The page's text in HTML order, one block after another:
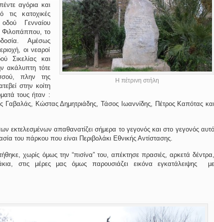
Η πέτρινη στήλη
αγόρια και
κατοχικές
Γενναίου
Φιλοπάππου, το
Αμέσως
οι νεαροί
Σικελίας και
ακάλυπτη τότε
πλην της
στην κοίτη
τους ήταν :
Κώστας Δημητριάδης, Τάσος Ιωαννίδης, Πέτρος Καπότας και
εκτελεσμένων απαθανατίζει σήμερα το γεγονός και στο γεγονός αυτό
του πάρκου που είναι Περιβολάκι Εθνικής Αντίστασης.
χωρίς όμως την “πισίνα” του, απέκτησε πρασιές, αρκετά δέντρα,
στις μέρες μας όμως παρουσιάζει εικόνα εγκατάλειψης με